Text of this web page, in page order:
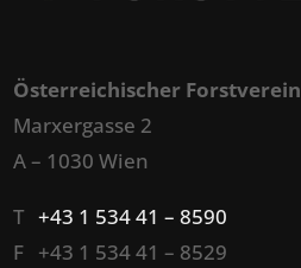
Österreichischer Forstverein
Marxergasse 2
A – 1030 Wien
T+43 1 534 41 – 8590
F +43 1 534 41 – 8529